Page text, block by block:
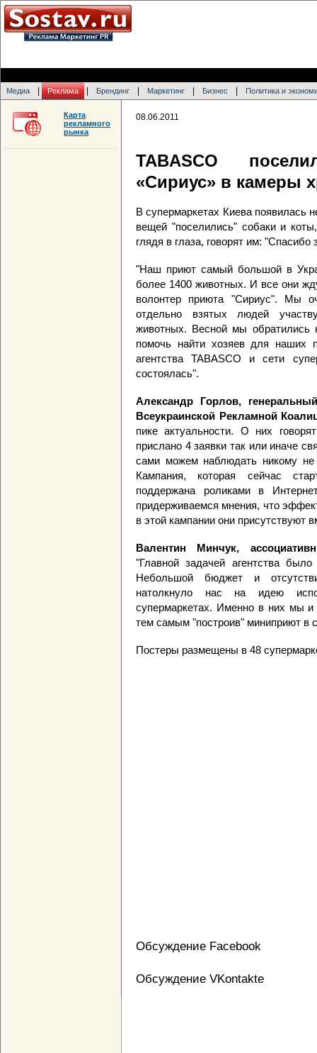
Медиа Реклама Брендинг Маркетинг Бизнес Политика и
08.06.2011
TABASCO
«Сириус» в камеры
В супермаркетах Киева появилась
вещей "поселились" собаки и
глядя в глаза, говорят им:
"Наш приют самый большой в
более 1400 животных. И все они
волонтер приюта "Сириус". Мы
отдельно взятых людей
животных. Весной мы
помочь найти хозяев для наших
агентства TABASCO и сети
состоялась".
Александр Горлов,
Всеукраинской Рекламной
пике актуальности. О них
прислано 4 заявки так или иначе
сами можем наблюдать никому
Кампания, которая сейчас
поддержана роликами в
придерживаемся мнения, что
в этой кампании они присутствуют
Валентин Минчук,
"Главной задачей агентства
Небольшой бюджет и
натолкнуло нас на идею
супермаркетах. Именно в них мы
тем самым "построив" миниприют в
Постеры размещены в 48
Обсуждение Facebook
Обсуждение VKontakte
Карта
рекламного
рынка